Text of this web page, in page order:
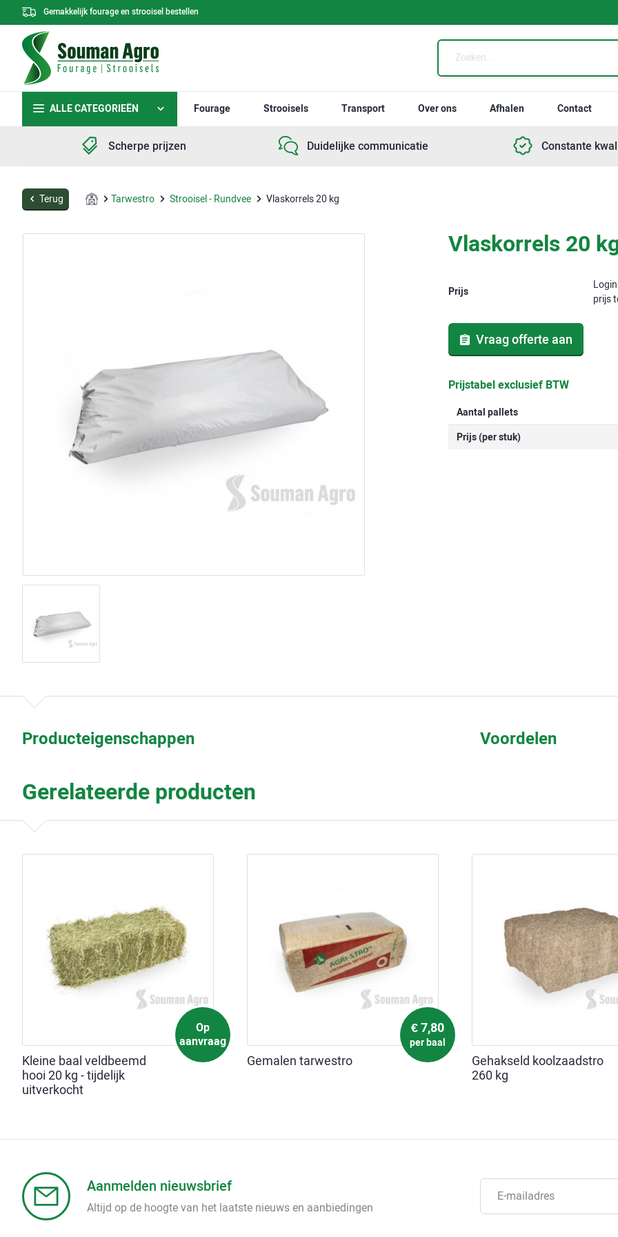
Gemakkelijk fourage en strooisel bestellen
ALLE CATEGORIEËN Fourage Strooisels Transport Over ons Afhalen Contact
Scherpe prijzen Duidelijke communicatie Constante
Terug Tarwestro Strooisel - Rundvee Vlaskorrels 20 kg
Vlaskorrels 20
Prijs
prijs
Vraag offerte aan
Prijstabel exclusief BTW
Aantal pallets
Prijs (per stuk)
Producteigenschappen Voordelen
Gerelateerde producten
Op
aanvraag
Kleine baal veldbeemd
hooi 20 kg - tijdelijk
uitverkocht
€7,80
per baal
Gemalen tarwestro
Gehakseld koolzaadstro
260 kg
Aanmelden nieuwsbrief
Altijd op de hoogte van het laatste nieuws en aanbiedingen